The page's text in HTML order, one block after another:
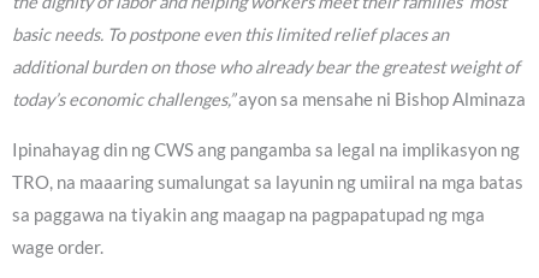
basic needs. To postpone even this limited relief places an
additional burden on those who already bear the greatest weight of
today’s economic challenges,”ayon sa mensahe ni Bishop Alminaza
Ipinahayag din ng CWS ang pangamba sa legal na implikasyon ng
TRO, na maaaring sumalungat sa layunin ng umiiral na mga batas
sa paggawa na tiyakin ang maagap na pagpapatupad ng mga
wage order.